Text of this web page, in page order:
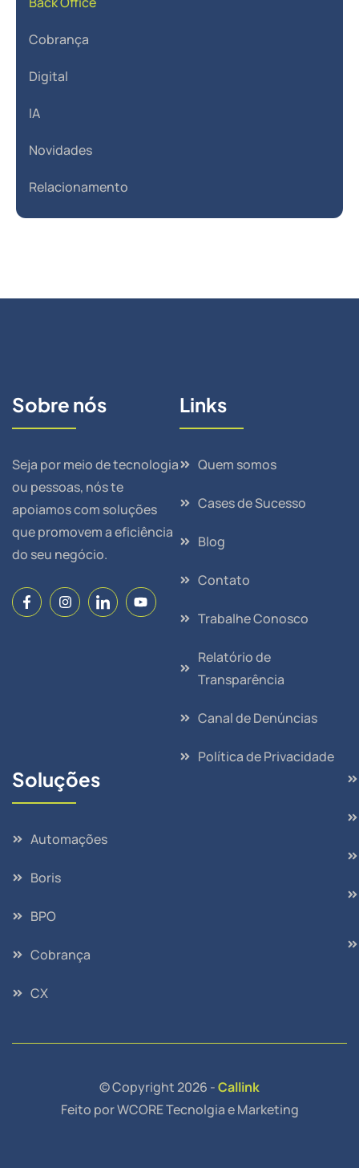
Cobrança
Digital
IA
Novidades
Relacionamento
Sobre nós
Seja por meio de tecnologia
ou pessoas, nós te
apoiamos com soluções
que promovem a eficiência
do seu negócio.
Links
Quem somos
Cases de Sucesso
Blog
Contato
Trabalhe Conosco
Relatório de
Transparência
Canal de Denúncias
Política de Privacidade
Soluções
Automações
Boris
BPO
Cobrança
CX
© Copyright 2026 -Callink
Feito por WCORE Tecnolgia e Marketing